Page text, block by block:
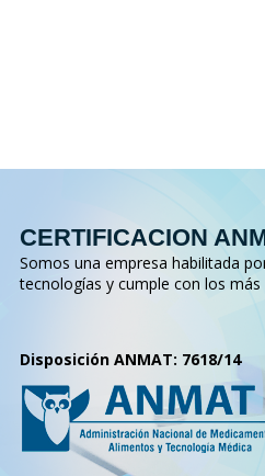
CERTIFICACION
Somos una empresa habilitada
tecnologías y cumple con los
Disposición ANMAT: 7618/14